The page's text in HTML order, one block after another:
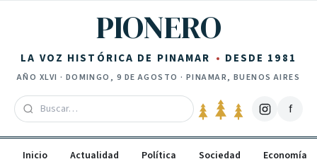
PIONERO
LA VOZ HISTÓRICA DE PINAMAR DESDE 1981
AÑO XLVI · DOMINGO, 9 DE AGOSTO · PINAMAR, BUENOS AIRES
f
Inicio Actualidad Política Sociedad Economía